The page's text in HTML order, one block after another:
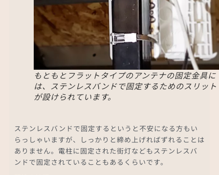
もともとフラットタイプのアンテナの固定金具に
は、ステンレスバンドで固定するためのスリット
が設けられています。
ステンレスバンドで固定するというと不安になる方もい
らっしゃいますが、しっかりと締め上げればずれることは
ありません。電柱に固定された街灯などもステンレスバ
ンドで固定されていることもあるくらいです。